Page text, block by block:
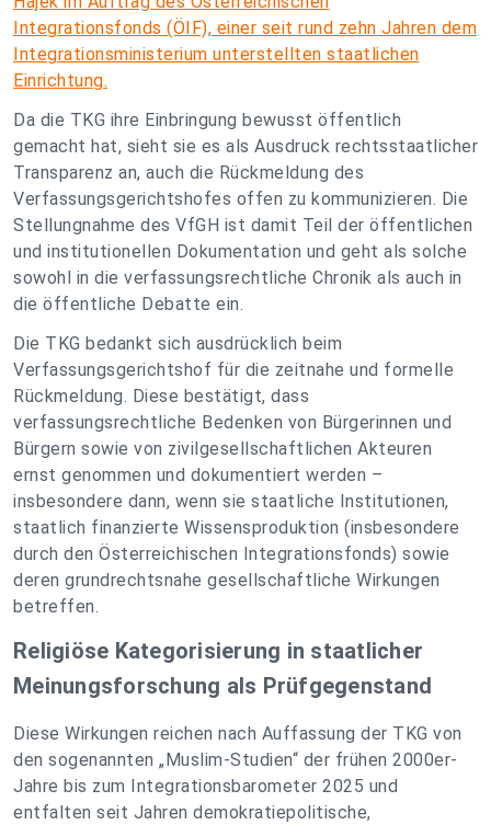
Integrationsfonds (ÖIF), einer seit rund zehn Jahren dem
Integrationsministerium unterstellten staatlichen
Einrichtung.
Da die TKG ihre Einbringung bewusst öffentlich
gemacht hat, sieht sie es als Ausdruck rechtsstaatlicher
Transparenz an, auch die Rückmeldung des
Verfassungsgerichtshofes offen zu kommunizieren. Die
Stellungnahme des VfGH ist damit Teil der öffentlichen
und institutionellen Dokumentation und geht als solche
sowohl in die verfassungsrechtliche Chronik als auch in
die öffentliche Debatte ein.
Die TKG bedankt sich ausdrücklich beim
Verfassungsgerichtshof für die zeitnahe und formelle
Rückmeldung. Diese bestätigt, dass
verfassungsrechtliche Bedenken von Bürgerinnen und
Bürgern sowie von zivilgesellschaftlichen Akteuren
ernst genommen und dokumentiert werden –
insbesondere dann, wenn sie staatliche Institutionen,
staatlich finanzierte Wissensproduktion (insbesondere
durch den Österreichischen Integrationsfonds) sowie
deren grundrechtsnahe gesellschaftliche Wirkungen
betreffen.
Religiöse Kategorisierung in staatlicher
Meinungsforschung als Prüfgegenstand
Diese Wirkungen reichen nach Auffassung der TKG von
den sogenannten „Muslim-Studien“ der frühen 2000er-
Jahre bis zum Integrationsbarometer 2025 und
entfalten seit Jahren demokratiepolitische,